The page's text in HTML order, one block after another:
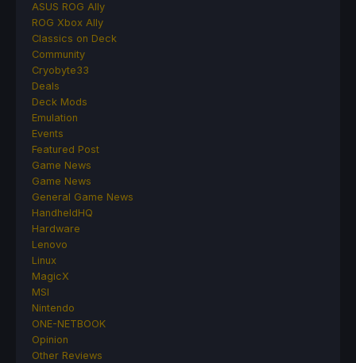
ASUS ROG Ally
ROG Xbox Ally
Classics on Deck
Community
Cryobyte33
Deals
Deck Mods
Emulation
Events
Featured Post
Game News
Game News
General Game News
HandheldHQ
Hardware
Lenovo
Linux
MagicX
MSI
Nintendo
ONE-NETBOOK
Opinion
Other Reviews